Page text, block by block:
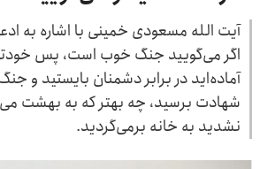
آیت الله مسعودی خمینی با اشاره به
اگر می‌گویید جنگ خوب است، پس
آماده‌اید در برابر دشمنان بایستید و
شهادت برسید، چه بهتر که به بهشت
نشدید به خانه برمی‌گردید.